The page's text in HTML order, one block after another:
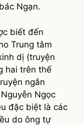
Ngạn.
biết đến
Trung tâm
dị (truyện
hai trên thế
ngắn
Ngọc
đặc biệt là các
do ông tự